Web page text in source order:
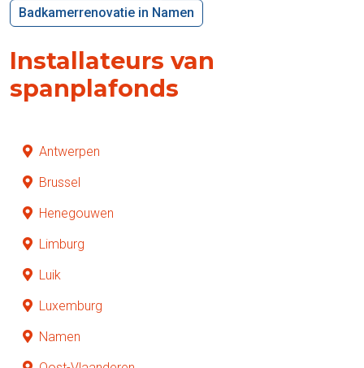
Badkamerrenovatie in Namen
Installateurs van
spanplafonds
Antwerpen
Brussel
Henegouwen
Limburg
Luik
Luxemburg
Namen